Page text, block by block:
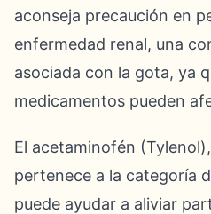
aconseja precaución en
enfermedad renal, una
asociada con la gota, ya
medicamentos pueden
El acetaminofén
pertenece a la categoría
puede ayudar a aliviar